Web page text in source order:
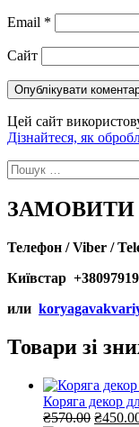
Email *
Сайт
Цей сайт
Дізнайтеся, як
Пошук:
ЗАМОВИТИ
Телефон / Viber /
Київстар
или
Товари зі
Коряга декор
₴570.00 ₴